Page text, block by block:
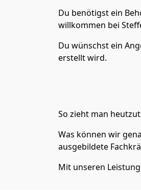
Du benötigst ein
willkommen bei
Du wünschst ein
erstellt wird.
So zieht man
Was können wir
ausgebildete
Mit unseren